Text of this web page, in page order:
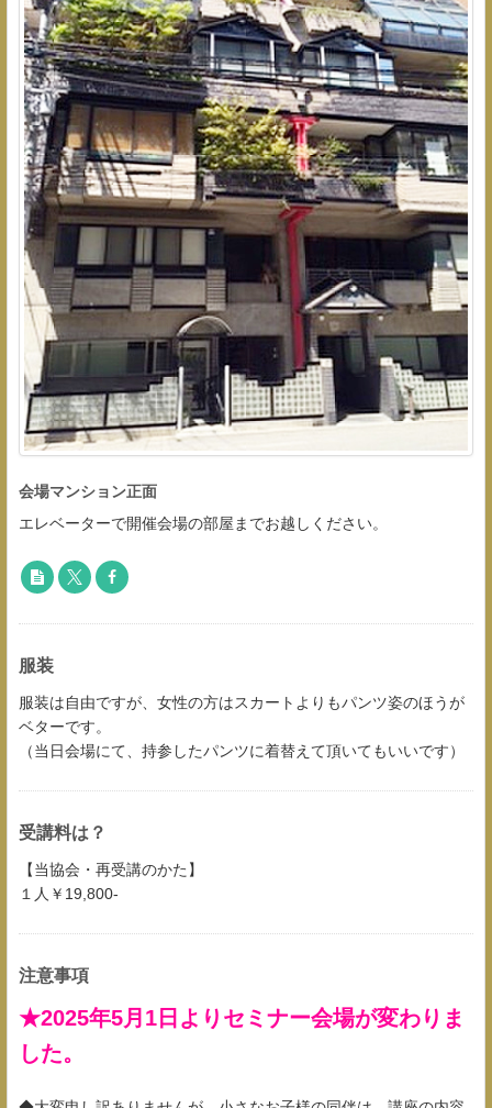
会場マンション正面
エレベーターで開催会場の部屋までお越しください。
服装
服装は自由ですが、女性の方はスカートよりもパンツ姿のほうが
ベターです。
（当日会場にて、持参したパンツに着替えて頂いてもいいです）
受講料は？
【当協会・再受講のかた】
１人￥19,800-
注意事項
★2025年5月1日よりセミナー会場が変わりま
した。